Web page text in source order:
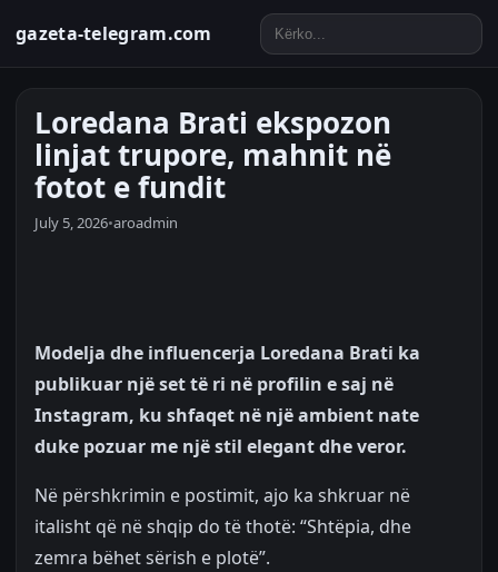
gazeta-telegram.com
Loredana Brati ekspozon
linjat trupore, mahnit në
fotot e fundit
July 5, 2026•aroadmin
Modelja dhe influencerja Loredana Brati ka
publikuar një set të ri në profilin e saj në
Instagram, ku shfaqet në një ambient nate
duke pozuar me një stil elegant dhe veror.
Në përshkrimin e postimit, ajo ka shkruar në
italisht që në shqip do të thotë: “Shtëpia, dhe
zemra bëhet sërish e plotë”.